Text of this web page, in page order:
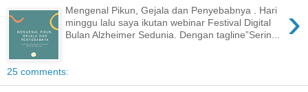
›
Mengenal Pikun, Gejala dan Penyebabnya . Hari
minggu lalu saya ikutan webinar Festival Digital
Bulan Alzheimer Sedunia. Dengan tagline”Serin...
25 comments: